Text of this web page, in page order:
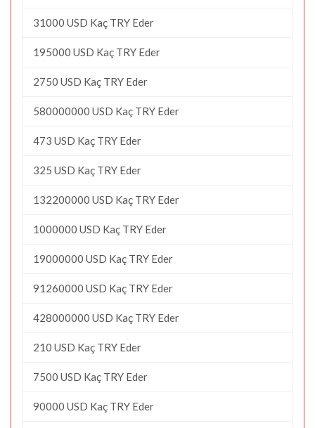
31000 USD Kaç TRY Eder
195000 USD Kaç TRY Eder
2750 USD Kaç TRY Eder
580000000 USD Kaç TRY Eder
473 USD Kaç TRY Eder
325 USD Kaç TRY Eder
132200000 USD Kaç TRY Eder
1000000 USD Kaç TRY Eder
19000000 USD Kaç TRY Eder
91260000 USD Kaç TRY Eder
428000000 USD Kaç TRY Eder
210 USD Kaç TRY Eder
7500 USD Kaç TRY Eder
90000 USD Kaç TRY Eder